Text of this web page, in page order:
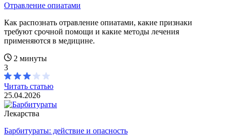
Отравление опиатами
Как распознать отравление опиатами, какие признаки
требуют срочной помощи и какие методы лечения
применяются в медицине.
2 минуты
3
Читать статью
25.04.2026
Лекарства
Барбитураты: действие и опасность